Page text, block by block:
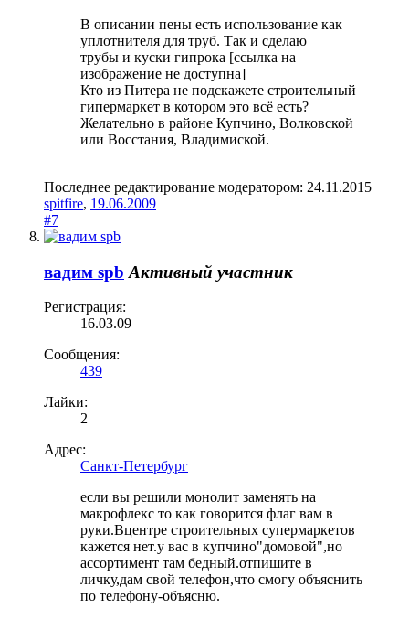
В описании пены есть использование как
уплотнителя для труб. Так и сделаю
трубы и куски гипрока [ссылка на
изображение не доступна]
Кто из Питера не подскажете строительный
гипермаркет в котором это всё есть?
Желательно в районе Купчино, Волковской
или Восстания, Владимиской.
Последнее редактирование модератором: 24.11.2015
spitfire, 19.06.2009
#7
вадим spb Активный участник
Регистрация:
16.03.09
Сообщения:
439
Лайки:
2
Адрес:
Санкт-Петербург
если вы решили монолит заменять на
макрофлекс то как говорится флаг вам в
руки.Вцентре строительных супермаркетов
кажется нет.у вас в купчино"домовой",но
ассортимент там бедный.отпишите в
личку,дам свой телефон,что смогу объяснить
по телефону-объясню.